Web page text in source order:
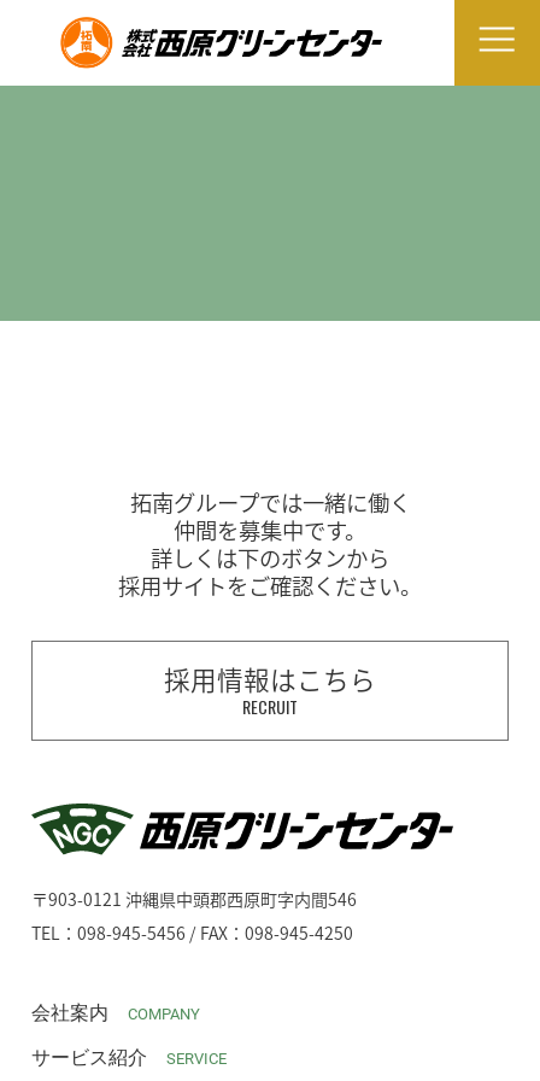
拓南グループでは一緒に働く
仲間を募集中です。
詳しくは下のボタンから
採用サイトをご確認ください。
採用情報はこちら
RECRUIT
〒903-0121 沖縄県中頭郡西原町字内間546
TEL：098-945-5456 / FAX：098-945-4250
会社案内 COMPANY
サービス紹介 SERVICE